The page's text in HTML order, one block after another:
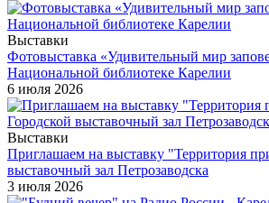
Выставки
Фотовыставка «Удивительный мир
Национальной библиотеке Карелии
6 июля 2026
Выставки
Приглашаем на выставку "Территория
выставочный зал Петрозаводска
3 июля 2026